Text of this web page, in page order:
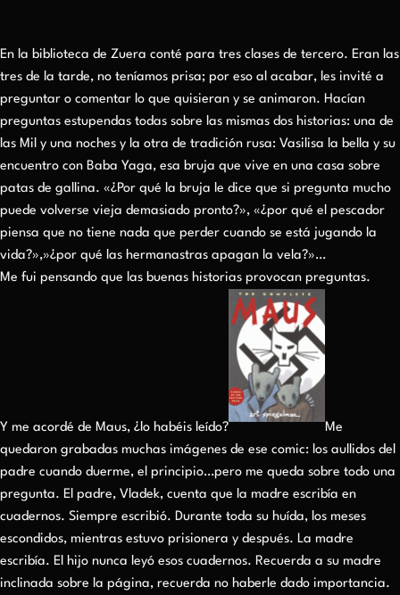
En la biblioteca de Zuera conté para tres clases de tercero. Eran las
tres de la tarde, no teníamos prisa; por eso al acabar, les invité a
preguntar o comentar lo que quisieran y se animaron. Hacían
preguntas estupendas todas sobre las mismas dos historias: una de
las Mil y una noches y la otra de tradición rusa: Vasilisa la bella y su
encuentro con Baba Yaga, esa bruja que vive en una casa sobre
patas de gallina. «¿Por qué la bruja le dice que si pregunta mucho
puede volverse vieja demasiado pronto?», «¿por qué el pescador
piensa que no tiene nada que perder cuando se está jugando la
vida?»,»¿por qué las hermanastras apagan la vela?»…
Me fui pensando que las buenas historias provocan preguntas.
Y me acordé de Maus, ¿lo habéis leído?
Me
quedaron grabadas muchas imágenes de ese comic: los aullidos del
padre cuando duerme, el principio…pero me queda sobre todo una
pregunta. El padre, Vladek, cuenta que la madre escribía en
cuadernos. Siempre escribió. Durante toda su huída, los meses
escondidos, mientras estuvo prisionera y después. La madre
escribía. El hijo nunca leyó esos cuadernos. Recuerda a su madre
inclinada sobre la página, recuerda no haberle dado importancia.